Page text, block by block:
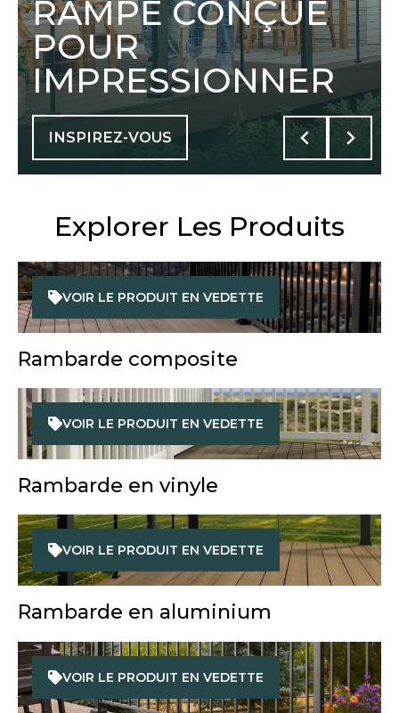
RAMPE CONÇUE
POUR
IMPRESSIONNER
INSPIREZ-VOUS
Explorer Les Produits
VOIR LE PRODUIT EN VEDETTE
Rambarde composite
VOIR LE PRODUIT EN VEDETTE
Rambarde en vinyle
VOIR LE PRODUIT EN VEDETTE
Rambarde en aluminium
VOIR LE PRODUIT EN VEDETTE